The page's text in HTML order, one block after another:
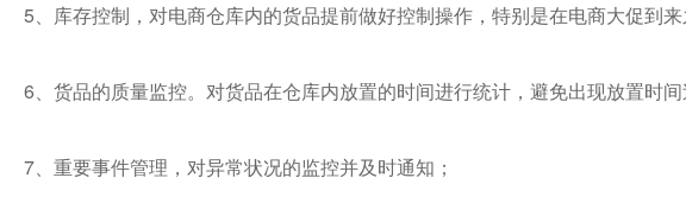
5、库存控制，对电商仓库内的货品提前做好控制操作，特别是在电商大促到
6、货品的质量监控。对货品在仓库内放置的时间进行统计，避免出现放置时间
7、重要事件管理，对异常状况的监控并及时通知；